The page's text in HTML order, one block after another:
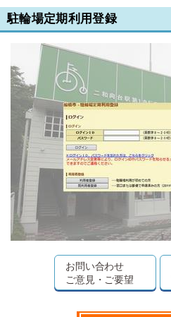
駐輪場定期利用登録
お問い合わせ
ご意見・ご要望